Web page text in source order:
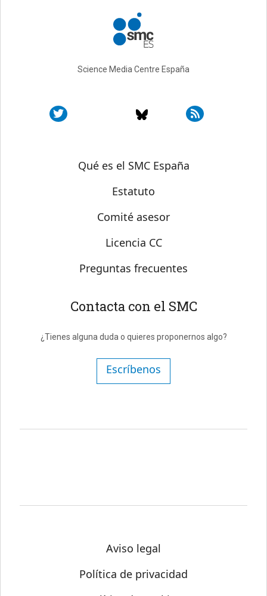
Science Media Centre España
Sobre SMC España
Qué es el SMC España
Estatuto
Comité asesor
Licencia CC
Preguntas frecuentes
Contacta con el SMC
¿Tienes alguna duda o quieres proponernos algo?
Escríbenos
Aviso legal
Política de privacidad